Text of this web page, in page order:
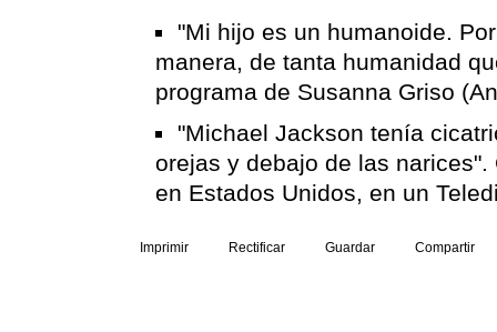
"Mi hijo es un humanoide.
manera, de tanta humanidad
programa de Susanna Griso
"Michael Jackson tenía
orejas y debajo de las narices".
en Estados Unidos, en un
Imprimir Rectificar Guardar Compartir